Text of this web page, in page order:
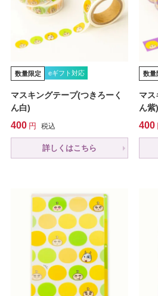
数量限定 eギフト対応
マスキングテープ(つきろーく
ん白)
400 税込
詳しくはこちら
数量
マス
ん紫)
400